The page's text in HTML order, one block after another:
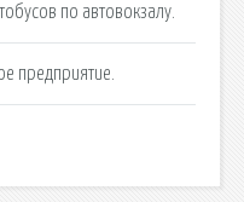
по автовокзалу.
предприятие.